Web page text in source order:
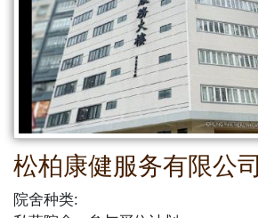
松柏康健服务有限公司
院舍种类: